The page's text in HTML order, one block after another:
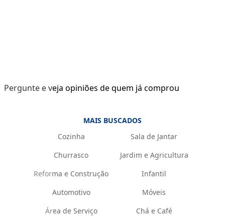
Pergunte e veja opiniões de quem já comprou
MAIS BUSCADOS
Cozinha
Sala de Jantar
Churrasco
Jardim e Agricultura
Reforma e Construção
Infantil
Automotivo
Móveis
Área de Serviço
Chá e Café